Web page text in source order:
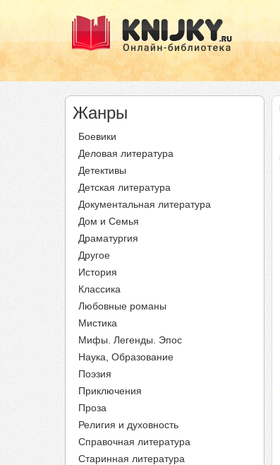
Жанры
Боевики
Деловая литература
Детективы
Детская литература
Документальная литература
Дом и Семья
Драматургия
Другое
История
Классика
Любовные романы
Мистика
Мифы. Легенды. Эпос
Наука, Образование
Поэзия
Приключения
Проза
Религия и духовность
Справочная литература
Старинная литература